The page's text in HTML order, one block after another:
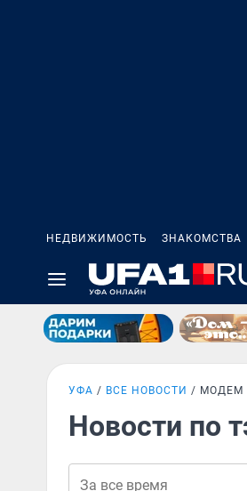
НЕДВИЖИМОСТЬ ЗНАКОМСТВА
УФА ВСЕ НОВОСТИ МОДЕМ
Новости по